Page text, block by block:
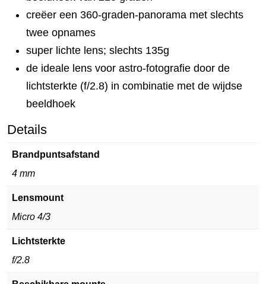
creëer een 360-graden-panorama met slechts
twee opnames
super lichte lens; slechts 135g
de ideale lens voor astro-fotografie door de
lichtsterkte (f/2.8) in combinatie met de wijdse
beeldhoek
Details
Brandpuntsafstand
4 mm
Lensmount
Micro 4/3
Lichtsterkte
f/2.8